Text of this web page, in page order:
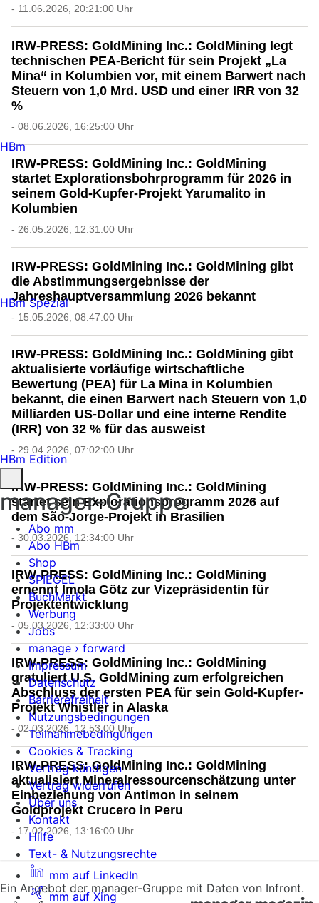
- 11.06.2026, 20:21:00 Uhr
IRW-PRESS: GoldMining Inc.: GoldMining legt
technischen PEA-Bericht für sein Projekt „La
Mina“ in Kolumbien vor, mit einem Barwert nach
Steuern von 1,0 Mrd. USD und einer IRR von 32
%
- 08.06.2026, 16:25:00 Uhr
IRW-PRESS: GoldMining Inc.: GoldMining
startet Explorationsbohrprogramm für 2026 in
seinem Gold-Kupfer-Projekt Yarumalito in
Kolumbien
- 26.05.2026, 12:31:00 Uhr
IRW-PRESS: GoldMining Inc.: GoldMining gibt
die Abstimmungsergebnisse der
Jahreshauptversammlung 2026 bekannt
- 15.05.2026, 08:47:00 Uhr
IRW-PRESS: GoldMining Inc.: GoldMining gibt
aktualisierte vorläufige wirtschaftliche
Bewertung (PEA) für La Mina in Kolumbien
bekannt, die einen Barwert nach Steuern von 1,0
Milliarden US-Dollar und eine interne Rendite
(IRR) von 32 % für das ausweist
- 29.04.2026, 07:02:00 Uhr
IRW-PRESS: GoldMining Inc.: GoldMining
startet sein Explorationsprogramm 2026 auf
dem São-Jorge-Projekt in Brasilien
- 30.03.2026, 12:34:00 Uhr
IRW-PRESS: GoldMining Inc.: GoldMining
ernennt Imola Götz zur Vizepräsidentin für
Projektentwicklung
- 05.03.2026, 12:33:00 Uhr
IRW-PRESS: GoldMining Inc.: GoldMining
gratuliert U.S. GoldMining zum erfolgreichen
Abschluss der ersten PEA für sein Gold-Kupfer-
Projekt Whistler in Alaska
- 02.03.2026, 12:53:00 Uhr
IRW-PRESS: GoldMining Inc.: GoldMining
aktualisiert Mineralressourcenschätzung unter
Einbeziehung von Antimon in seinem
Goldprojekt Crucero in Peru
- 17.02.2026, 13:16:00 Uhr
Ein Angebot der manager-Gruppe mit Daten von Infront.
HBm
HBm Spezial
HBm Edition
manager-Gruppe
Abo mm
Abo HBm
Shop
SPIEGEL
BuchMarkt
Werbung
Jobs
manage › forward
Impressum
Datenschutz
Barrierefreiheit
Nutzungsbedingungen
Teilnahmebedingungen
Cookies & Tracking
Vertrag kündigen
Vertrag widerrufen
Über uns
Kontakt
Hilfe
Text- & Nutzungsrechte
mm auf LinkedIn
mm auf Xing